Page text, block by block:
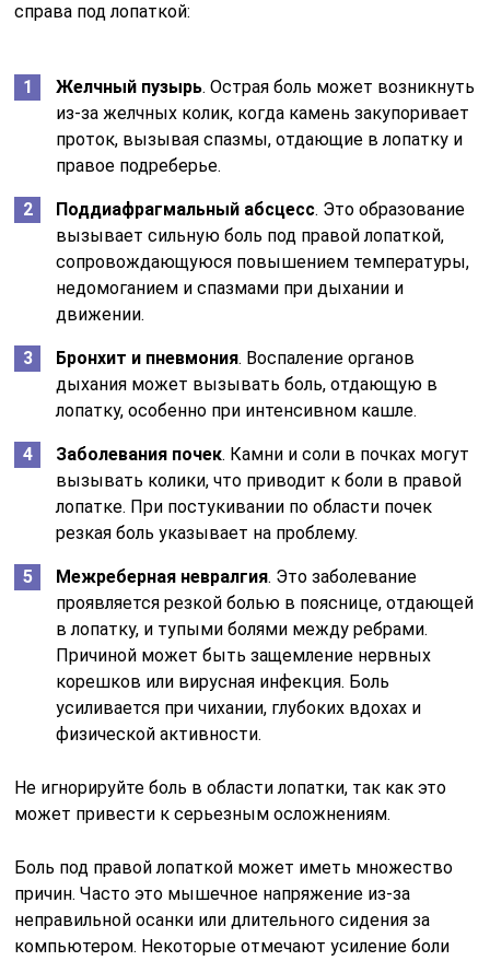
справа под лопаткой:
Желчный пузырь. Острая боль может возникнуть
из-за желчных колик, когда камень закупоривает
проток, вызывая спазмы, отдающие в лопатку и
правое подреберье.
Поддиафрагмальный абсцесс. Это образование
вызывает сильную боль под правой лопаткой,
сопровождающуюся повышением температуры,
недомоганием и спазмами при дыхании и
движении.
Бронхит и пневмония. Воспаление органов
дыхания может вызывать боль, отдающую в
лопатку, особенно при интенсивном кашле.
Заболевания почек. Камни и соли в почках могут
вызывать колики, что приводит к боли в правой
лопатке. При постукивании по области почек
резкая боль указывает на проблему.
Межреберная невралгия. Это заболевание
проявляется резкой болью в пояснице, отдающей
в лопатку, и тупыми болями между ребрами.
Причиной может быть защемление нервных
корешков или вирусная инфекция. Боль
усиливается при чихании, глубоких вдохах и
физической активности.
Не игнорируйте боль в области лопатки, так как это
может привести к серьезным осложнениям.
Боль под правой лопаткой может иметь множество
причин. Часто это мышечное напряжение из-за
неправильной осанки или длительного сидения за
компьютером. Некоторые отмечают усиление боли